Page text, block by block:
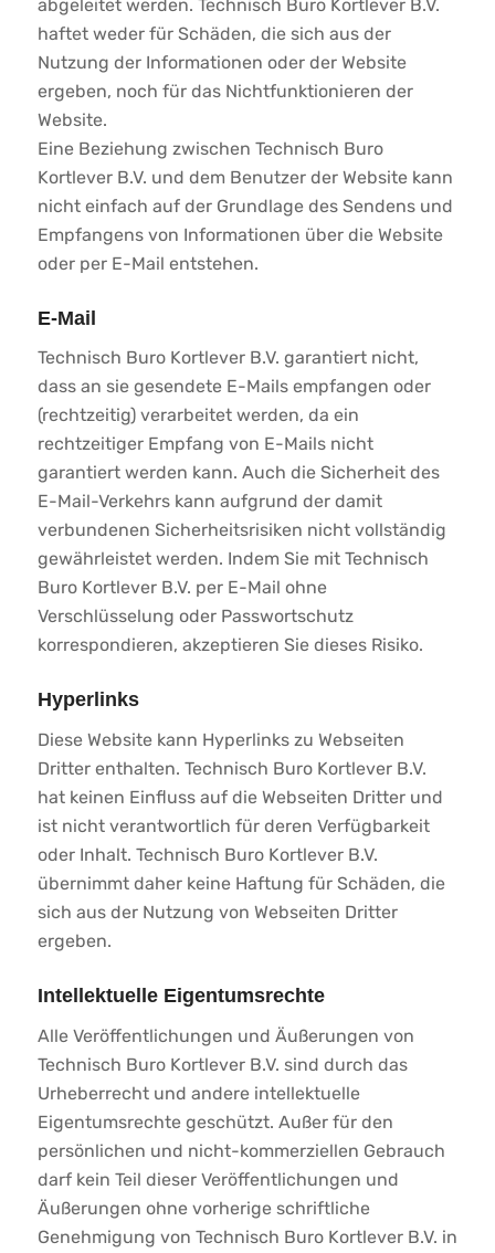
abgeleitet werden. Technisch Buro Kortlever B.V.
haftet weder für Schäden, die sich aus der
Nutzung der Informationen oder der Website
ergeben, noch für das Nichtfunktionieren der
Website.
Eine Beziehung zwischen Technisch Buro
Kortlever B.V. und dem Benutzer der Website kann
nicht einfach auf der Grundlage des Sendens und
Empfangens von Informationen über die Website
oder per E-Mail entstehen.
E-Mail
Technisch Buro Kortlever B.V. garantiert nicht,
dass an sie gesendete E-Mails empfangen oder
(rechtzeitig) verarbeitet werden, da ein
rechtzeitiger Empfang von E-Mails nicht
garantiert werden kann. Auch die Sicherheit des
E-Mail-Verkehrs kann aufgrund der damit
verbundenen Sicherheitsrisiken nicht vollständig
gewährleistet werden. Indem Sie mit Technisch
Buro Kortlever B.V. per E-Mail ohne
Verschlüsselung oder Passwortschutz
korrespondieren, akzeptieren Sie dieses Risiko.
Hyperlinks
Diese Website kann Hyperlinks zu Webseiten
Dritter enthalten. Technisch Buro Kortlever B.V.
hat keinen Einfluss auf die Webseiten Dritter und
ist nicht verantwortlich für deren Verfügbarkeit
oder Inhalt. Technisch Buro Kortlever B.V.
übernimmt daher keine Haftung für Schäden, die
sich aus der Nutzung von Webseiten Dritter
ergeben.
Intellektuelle Eigentumsrechte
Alle Veröffentlichungen und Äußerungen von
Technisch Buro Kortlever B.V. sind durch das
Urheberrecht und andere intellektuelle
Eigentumsrechte geschützt. Außer für den
persönlichen und nicht-kommerziellen Gebrauch
darf kein Teil dieser Veröffentlichungen und
Äußerungen ohne vorherige schriftliche
Genehmigung von Technisch Buro Kortlever B.V. in